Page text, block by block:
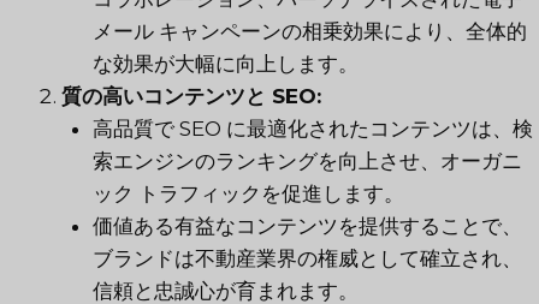
メール キャンペーンの相乗効果により、全体的
な効果が大幅に向上します。
質の高いコンテンツと SEO:
高品質で SEO に最適化されたコンテンツは、検
索エンジンのランキングを向上させ、オーガニ
ック トラフィックを促進します。
価値ある有益なコンテンツを提供することで、
ブランドは不動産業界の権威として確立され、
信頼と忠誠心が育まれます。